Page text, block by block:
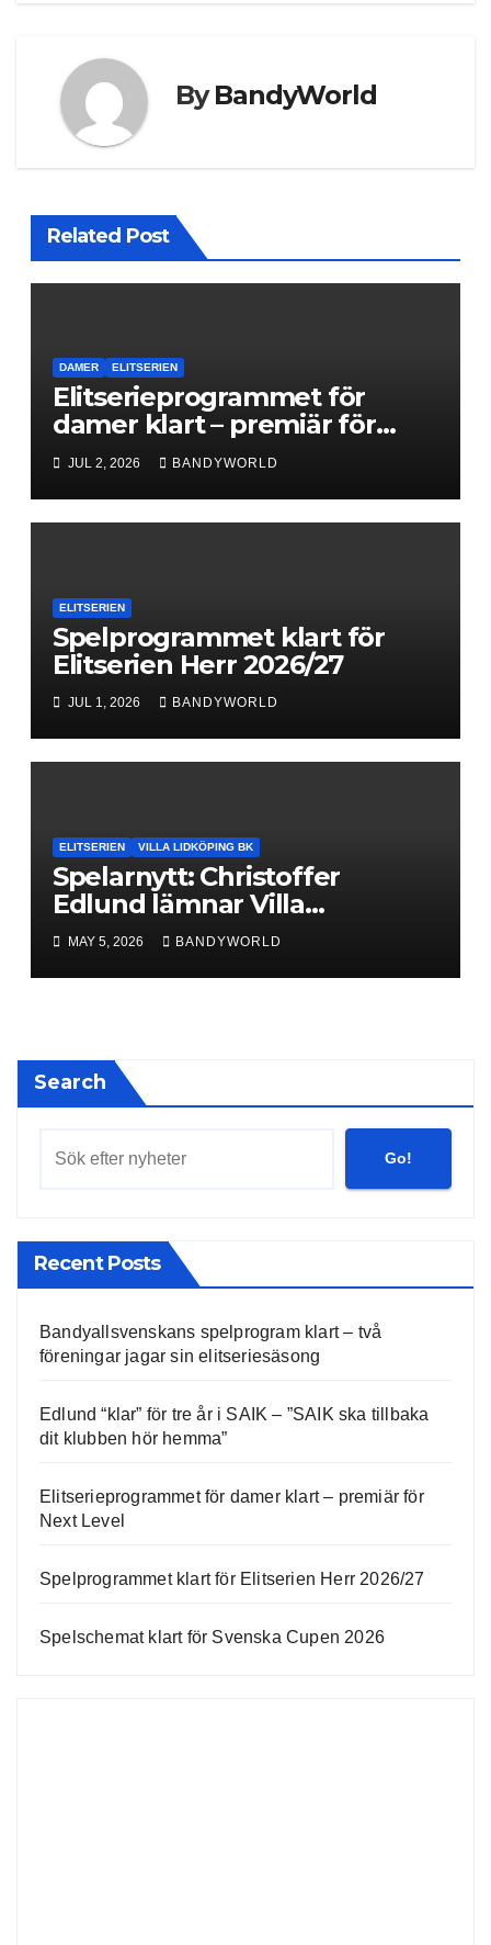
ByBandyWorld
Related Post
DAMER ELITSERIEN
Elitserieprogrammet för
damer klart – premiär för
Next Level
JUL 2, 2026 BANDYWORLD
ELITSERIEN
Spelprogrammet klart för
Elitserien Herr 2026/27
JUL 1, 2026 BANDYWORLD
ELITSERIEN VILLA LIDKÖPING BK
Spelarnytt: Christoffer
Edlund lämnar Villa
Lidköping – bryter kontraktet
ett år i förtid
MAY 5, 2026 BANDYWORLD
Search
Go!
Recent Posts
Bandyallsvenskans spelprogram klart – två
föreningar jagar sin elitseriesäsong
Edlund “klar” för tre år i SAIK – ”SAIK ska tillbaka
dit klubben hör hemma”
Elitserieprogrammet för damer klart – premiär för
Next Level
Spelprogrammet klart för Elitserien Herr 2026/27
Spelschemat klart för Svenska Cupen 2026